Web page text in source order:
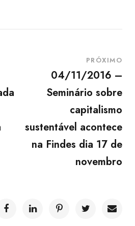
PRÓXIMO
04/11/2016 –
Seminário sobre
capitalismo
sustentável acontece
na Findes dia 17 de
novembro